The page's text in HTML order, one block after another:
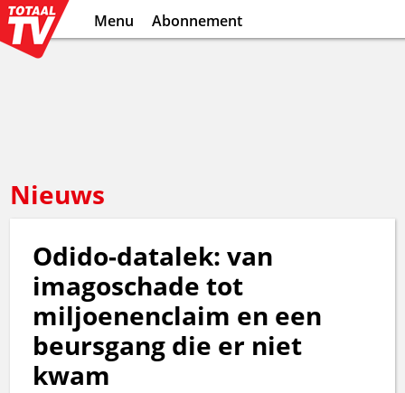
Menu Abonnement
Nieuws
Odido-datalek: van
imagoschade tot
miljoenenclaim en een
beursgang die er niet
kwam